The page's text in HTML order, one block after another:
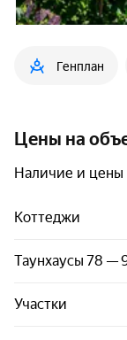
Генплан
Цены на
Наличие и цены
Коттеджи
Таунхаусы 78 —
Участки